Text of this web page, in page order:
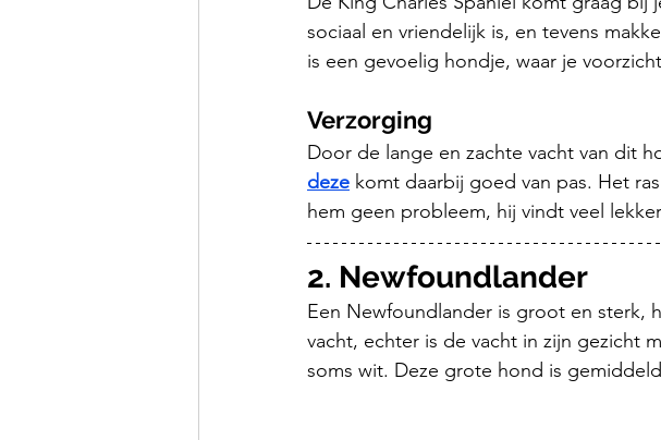
sociaal en vriendelijk is, en tevens
is een gevoelig hondje, waar je
Verzorging
Door de lange en zachte vacht van dit
deze komt daarbij goed van pas. Het
hem geen probleem, hij vindt veel
2. Newfoundlander
Een Newfoundlander is groot en sterk,
vacht, echter is de vacht in zijn gezicht
soms wit. Deze grote hond is